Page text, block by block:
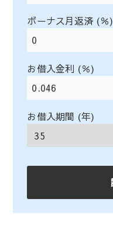
ボーナス月返済 (％)
お借入金利 (％)
お借入期間 (年)